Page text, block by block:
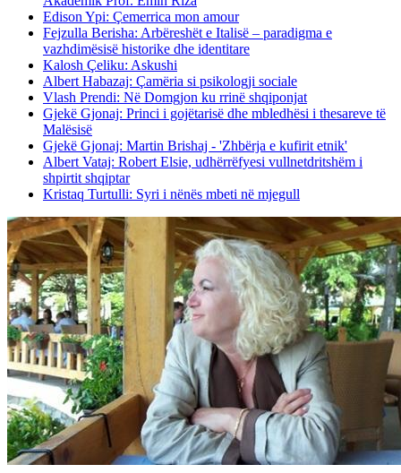
Edison Ypi: Çemerrica mon amour
Fejzulla Berisha: Arbëreshët e Italisë – paradigma e
vazhdimësisë historike dhe identitare
Kalosh Çeliku: Askushi
Albert Habazaj: Çamëria si psikologji sociale
Vlash Prendi: Në Domgjon ku rrinë shqiponjat
Gjekë Gjonaj: Princi i gojëtarisë dhe mbledhësi i thesareve të
Malësisë
Gjekë Gjonaj: Martin Brishaj - 'Zhbërja e kufirit etnik'
Albert Vataj: Robert Elsie, udhërrëfyesi vullnetdritshëm i
shpirtit shqiptar
Kristaq Turtulli: Syri i nënës mbeti në mjegull